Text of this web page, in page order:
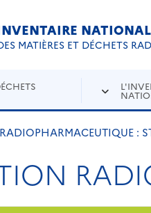
NATIONAL
MATIÈRES ET DÉCHETS
: